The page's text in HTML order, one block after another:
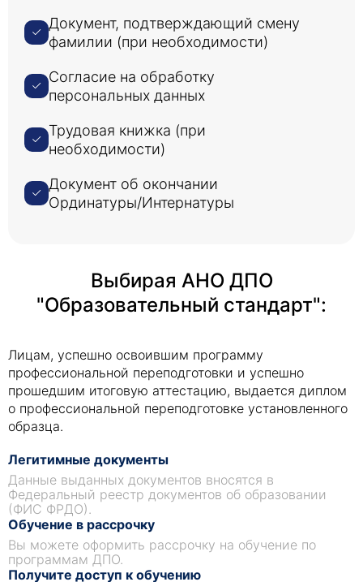
Документ, подтверждающий смену
фамилии (при необходимости)
Согласие на обработку
персональных данных
Трудовая книжка (при
необходимости)
Документ об окончании
Ординатуры/Интернатуры
Выбирая АНО ДПО
"Образовательный стандарт":
Лицам, успешно освоившим программу
профессиональной переподготовки и успешно
прошедшим итоговую аттестацию, выдается диплом
о профессиональной переподготовке установленного
образца.
Легитимные документы
Данные выданных документов вносятся в
Федеральный реестр документов об образовании
(ФИС ФРДО).
Обучение в рассрочку
Вы можете оформить рассрочку на обучение по
программам ДПО.
Получите доступ к обучению